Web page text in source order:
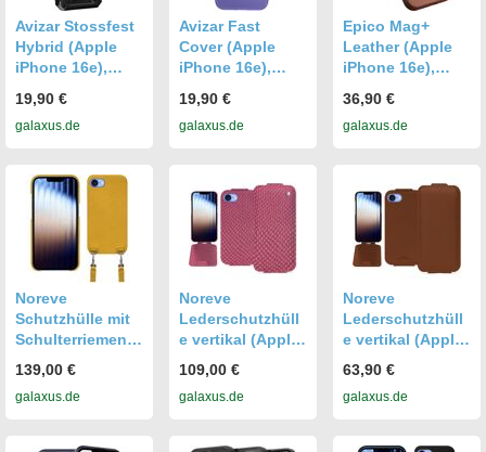
Avizar Stossfest
Hybrid (Apple
iPhone 16e),
Hülle, Schwarz
19,90 €
galaxus.de
Avizar Fast
Cover (Apple
iPhone 16e),
Hülle, Violett
19,90 €
galaxus.de
Epico Mag+
Leather (Apple
iPhone 16e),
Hülle, Braun
36,90 €
galaxus.de
Noreve
Schutzhülle mit
Schulterriemen
16E (Apple
iPhone 16e),
Hülle, Gelb
139,00 €
galaxus.de
Noreve
Lederschutzhüll
e vertikal (Apple
Smartphone
Hülle, Rosa
109,00 €
galaxus.de
Noreve
Lederschutzhüll
e vertikal (Apple
Smartphone
Hülle, Braun
63,90 €
galaxus.de